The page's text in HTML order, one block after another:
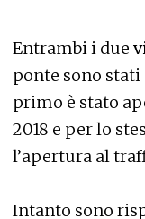
Entrambi i due
ponte sono
primo è stato
2018 e per lo
l’apertura al
Intanto sono